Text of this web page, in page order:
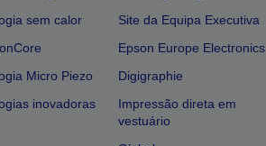
sem calor
Micro Piezo
inovadoras
Site da Equipa Executiva
Epson Europe Electronics
Digigraphie
Impressão direta em
vestuário